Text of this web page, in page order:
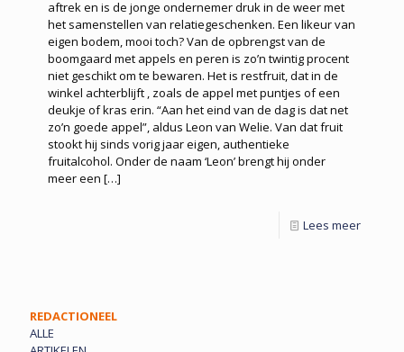
aftrek en is de jonge ondernemer druk in de weer met
het samenstellen van relatiegeschenken. Een likeur van
eigen bodem, mooi toch? Van de opbrengst van de
boomgaard met appels en peren is zo’n twintig procent
niet geschikt om te bewaren. Het is restfruit, dat in de
winkel achterblijft , zoals de appel met puntjes of een
deukje of kras erin. “Aan het eind van de dag is dat net
zo’n goede appel”, aldus Leon van Welie. Van dat fruit
stookt hij sinds vorig jaar eigen, authentieke
fruitalcohol. Onder de naam ‘Leon’ brengt hij onder
meer een […]
Lees meer
REDACTIONEEL
ALLE